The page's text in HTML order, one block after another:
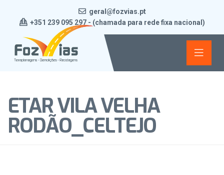
geral@fozvias.pt
+351 239 095 297 - (chamada para rede fixa nacional)
ETAR VILA VELHA
RODÃO_CELTEJO